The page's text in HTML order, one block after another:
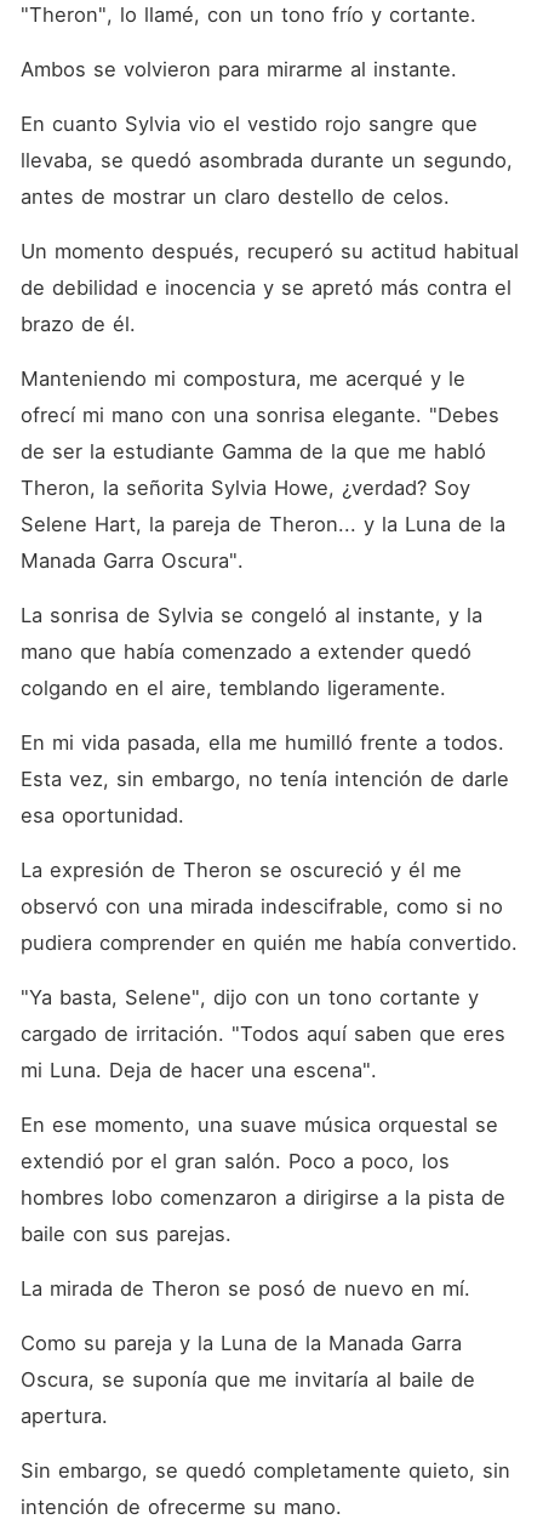
"Theron", lo llamé, con un tono frío y cortante.
Ambos se volvieron para mirarme al instante.
En cuanto Sylvia vio el vestido rojo sangre que
llevaba, se quedó asombrada durante un segundo,
antes de mostrar un claro destello de celos.
Un momento después, recuperó su actitud habitual
de debilidad e inocencia y se apretó más contra el
brazo de él.
Manteniendo mi compostura, me acerqué y le
ofrecí mi mano con una sonrisa elegante. "Debes
de ser la estudiante Gamma de la que me habló
Theron, la señorita Sylvia Howe, ¿verdad? Soy
Selene Hart, la pareja de Theron... y la Luna de la
Manada Garra Oscura".
La sonrisa de Sylvia se congeló al instante, y la
mano que había comenzado a extender quedó
colgando en el aire, temblando ligeramente.
En mi vida pasada, ella me humilló frente a todos.
Esta vez, sin embargo, no tenía intención de darle
esa oportunidad.
La expresión de Theron se oscureció y él me
observó con una mirada indescifrable, como si no
"Ya basta, Selene", dijo con un tono cortante y
cargado de irritación. "Todos aquí saben que eres
mi Luna. Deja de hacer una escena".
En ese momento, una suave música orquestal se
extendió por el gran salón. Poco a poco, los
hombres lobo comenzaron a dirigirse a la pista de
baile con sus parejas.
La mirada de Theron se posó de nuevo en mí.
Como su pareja y la Luna de la Manada Garra
Oscura, se suponía que me invitaría al baile de
apertura.
Sin embargo, se quedó completamente quieto, sin
intención de ofrecerme su mano.